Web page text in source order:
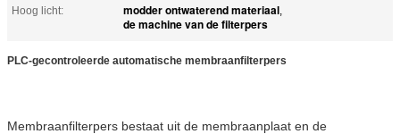
Hoog licht:
modder ontwaterend materiaal,
de machine van de filterpers
PLC-gecontroleerde automatische membraanfilterpers
Membraanfilterpers bestaat uit de membraanplaat en de